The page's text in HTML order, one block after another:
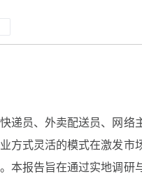
递员、外卖配送员、网络
方式灵活的模式在激发市
本报告旨在通过实地调研